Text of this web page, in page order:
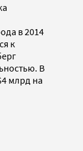
в 2014
к
В
млрд на